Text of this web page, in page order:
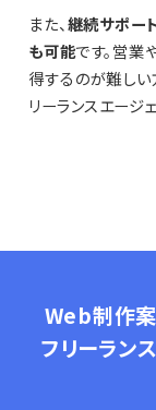
また、継続サポー
も可能です。営業
得するのが難しい
リーランスエージ
Web制作
フリーラン